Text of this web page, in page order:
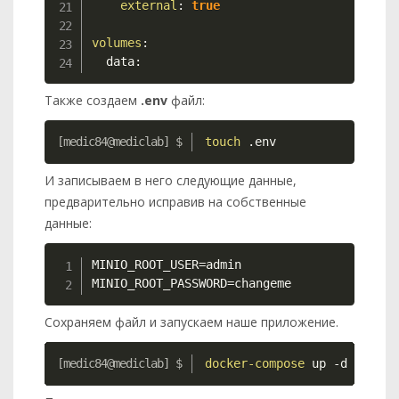
external : true
volumes :
  data
:
Также создаем .env файл:
touch .env
И записываем в него следующие данные,
предварительно исправив на собственные
данные:
MINIO_ROOT_USER=admin
MINIO_ROOT_PASSWORD=changeme
Сохраняем файл и запускаем наше приложение.
docker-compose up -d
Copy